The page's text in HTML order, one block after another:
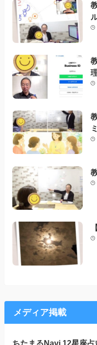
メディア掲載
ちたまるNavi 12星座占